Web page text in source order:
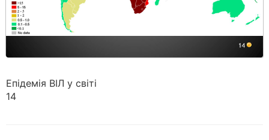
Епідемія ВІЛ у світі
14